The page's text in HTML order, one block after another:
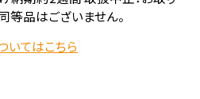
等品はございません。
いてはこちら